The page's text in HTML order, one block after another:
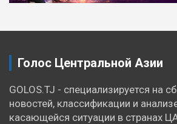
Голос Центральной Азии
GOLOS.TJ - специализируется на
новостей, классификации и
касающейся ситуации в странах